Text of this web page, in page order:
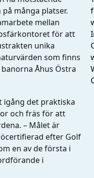
många platser.
mellan
för att
unika
som finns
Åhus Östra
igång det praktiska
och fräs för att
– Målet är
efter Golf
en av de första i
i